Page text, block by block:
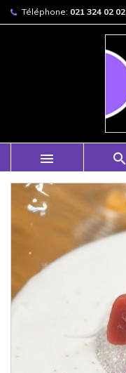
Téléphone: 021 324 02 02
 